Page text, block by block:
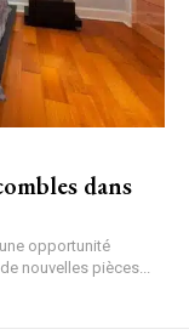
dans
opportunité
nouvelles pièces...